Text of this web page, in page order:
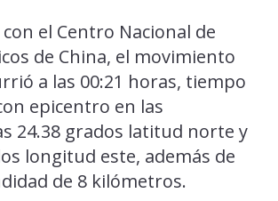
el Centro Nacional de
de China, el movimiento
a las 00:21 horas, tiempo
epicentro en las
24.38 grados latitud norte y
longitud este, además de
de 8 kilómetros.